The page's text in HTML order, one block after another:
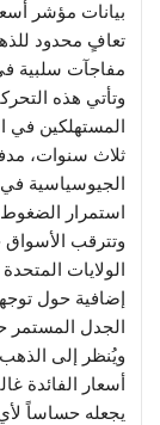
بيانات مؤشر
تعافٍ محدود
مفاجآت سلبية
وتأتي هذه
المستهلكين في
ثلاث سنوات،
الجيوسياسية
استمرار
وتترقب الأسواق
الولايات
إضافية حول
الجدل المستمر
ويُنظر إلى الذهب
أسعار الفائدة
يجعله حساساً